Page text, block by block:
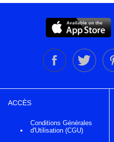
ACCÈS
Conditions Générales
d'Utilisation (CGU)